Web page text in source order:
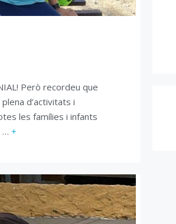
Però recordeu que
d’activitats i
les famílies i infants
… +